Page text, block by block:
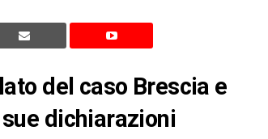
del caso Brescia e
dichiarazioni